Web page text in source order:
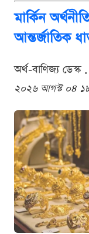
মার্কিন
আন্তর্জাতিক
অর্থ-বাণিজ্য
২০২৬ আগস্ট ০৪